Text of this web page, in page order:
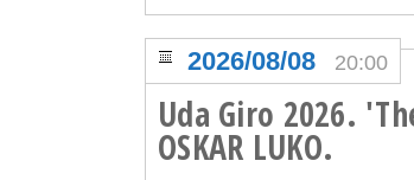
Uda Giro 2026.
OSKAR LUKO.
2026/08/08 20:00